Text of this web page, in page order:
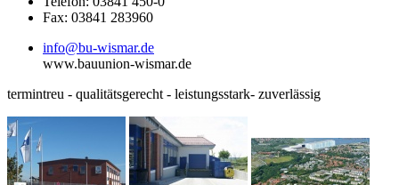
Fax: 03841 283960
info@bu-wismar.de
www.bauunion-wismar.de
termintreu - qualitätsgerecht - leistungsstark- zuverlässig